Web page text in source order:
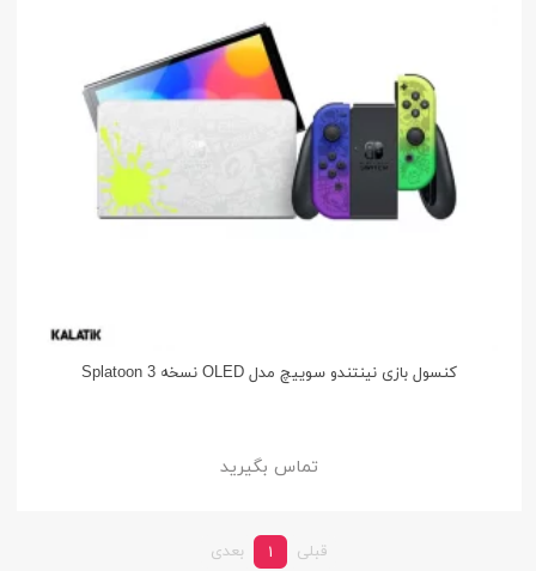
کنسول بازی نینتندو سوییچ مدل OLED نسخه Splatoon 3
تماس بگیرید
قبلی 1 بعدی